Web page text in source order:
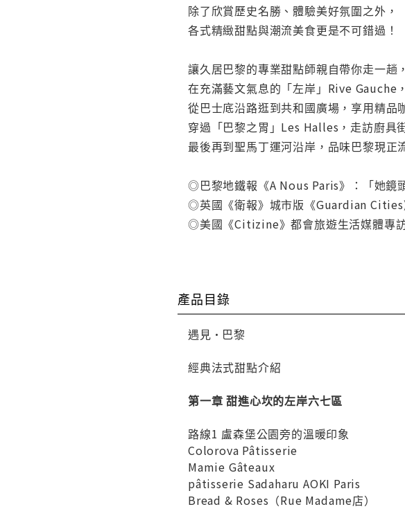
除了欣賞歷史名勝、體驗美好氛圍之外，
各式精緻甜點與潮流美食更是不可錯過！
讓久居巴黎的專業甜點師親自帶你走一趟，
在充滿藝文氣息的「左岸」Rive Gauche
從巴士底沿路逛到共和國廣場，享用精品
穿過「巴黎之胃」Les Halles，走訪廚具
最後再到聖馬丁運河沿岸，品味巴黎現正
◎巴黎地鐵報《A Nous Paris》：「她鏡
◎英國《衛報》城市版《Guardian
◎美國《Citizine》都會旅遊生活媒體專
產品目錄
遇見•巴黎
經典法式甜點介紹
第一章 甜進心坎的左岸六七區
路線1 盧森堡公園旁的溫暖印象
Colorova Pâtisserie
Mamie Gâteaux
pâtisserie Sadaharu AOKI Paris
Bread & Roses（Rue Madame店）